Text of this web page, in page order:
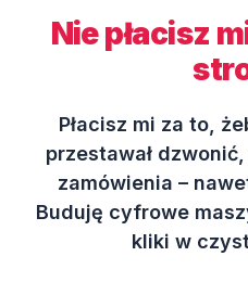
Nie płacisz
Płacisz mi za to,
przestawał
zamówienia –
Buduję cyfrowe
kliki w